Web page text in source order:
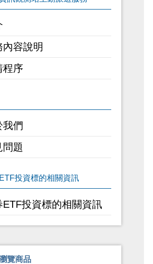
內容說明
程序
我們
問題
ETF投資標的相關資訊
覽商品